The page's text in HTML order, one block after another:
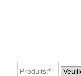
Produits:*